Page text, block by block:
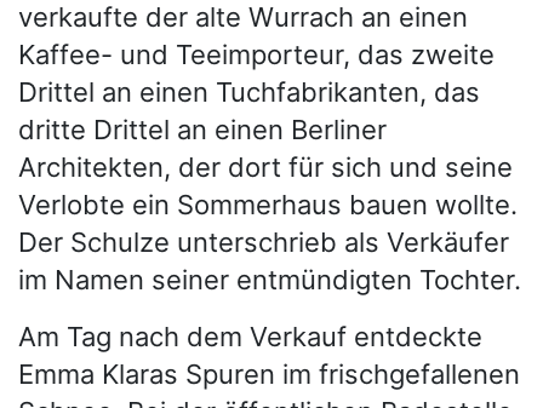
verkaufte der alte Wurrach an einen
Kaffee- und Teeimporteur, das zweite
Drittel an einen Tuchfabrikanten, das
dritte Drittel an einen Berliner
Architekten, der dort für sich und seine
Verlobte ein Sommerhaus bauen wollte.
Der Schulze unterschrieb als Verkäufer
im Namen seiner entmündigten Tochter.
Am Tag nach dem Verkauf entdeckte
Emma Klaras Spuren im frischgefallenen